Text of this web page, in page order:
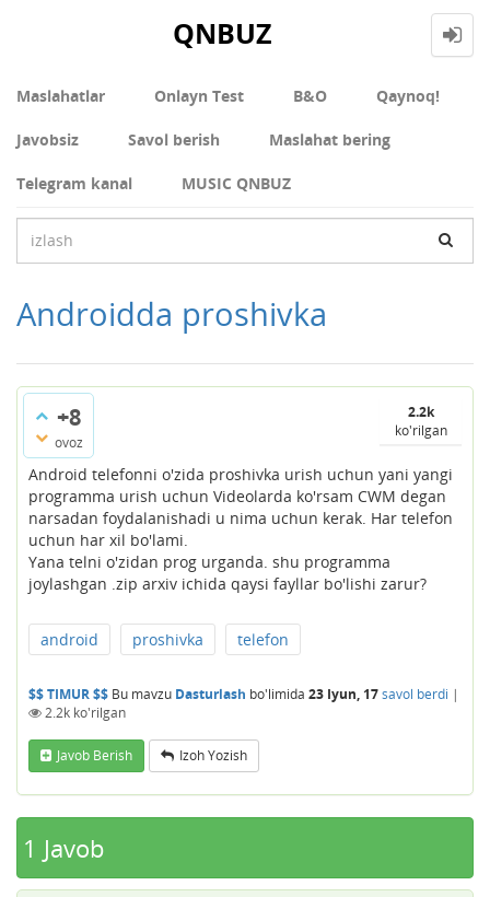
QNBUZ
Maslahatlar Onlayn Test В&О Qaynoq!
Javobsiz Savol berish Maslahat bering
Telegram kanal MUSIC QNBUZ
Androidda proshivka
+8
ovoz
2.2k
ko'rilgan
Android telefonni o'zida proshivka urish uchun yani yangi
programma urish uchun Videolarda ko'rsam CWM degan
narsadan foydalanishadi u nima uchun kerak. Har telefon
uchun har xil bo'lami.
Yana telni o'zidan prog urganda. shu programma
joylashgan .zip arxiv ichida qaysi fayllar bo'lishi zarur?
android proshivka telefon
$$ TIMUR $$ Bu mavzu Dasturlash bo'limida 23 Iyun, 17savol berdi |
2.2k ko'rilgan
Javob Berish Izoh Yozish
1 Javob